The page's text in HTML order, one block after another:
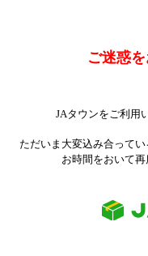
ご迷惑
JAタウンをご利用
ただいま大変込み合って
お時間をおいて